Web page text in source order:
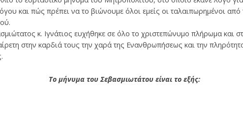
και πώς πρέπει να το βιώνουμε όλοι εμείς οι ταλαιπωρημένοι από
κ. Ιγνάτιος ευχήθηκε σε όλο το χριστεπώνυμο πλήρωμα και
στην καρδιά τους την χαρά της Ενανθρωπήσεως και την
Το μήνυμα του Σεβασμιωτάτου είναι το εξής: